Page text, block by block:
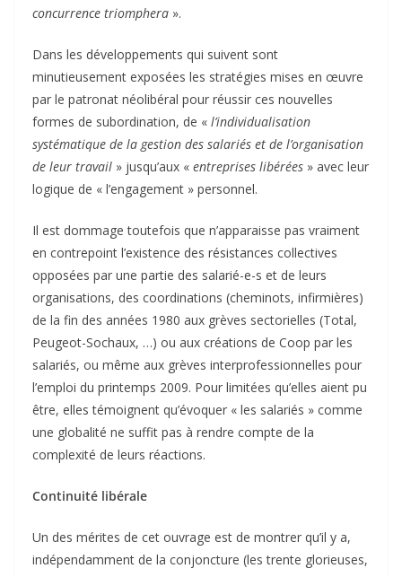
concurrence triomphera ».
Dans les développements qui suivent sont
minutieusement exposées les stratégies mises en œuvre
par le patronat néolibéral pour réussir ces nouvelles
formes de subordination, de « l’individualisation
systématique de la gestion des salariés et de l’organisation
de leur travail » jusqu’aux « entreprises libérées » avec leur
logique de « l’engagement » personnel.
Il est dommage toutefois que n’apparaisse pas vraiment
en contrepoint l’existence des résistances collectives
opposées par une partie des salarié-e-s et de leurs
organisations, des coordinations (cheminots, infirmières)
de la fin des années 1980 aux grèves sectorielles (Total,
Peugeot-Sochaux, …) ou aux créations de Coop par les
salariés, ou même aux grèves interprofessionnelles pour
l’emploi du printemps 2009. Pour limitées qu’elles aient pu
être, elles témoignent qu’évoquer « les salariés » comme
une globalité ne suffit pas à rendre compte de la
complexité de leurs réactions.
Continuité libérale
Un des mérites de cet ouvrage est de montrer qu’il y a,
indépendamment de la conjoncture (les trente glorieuses,